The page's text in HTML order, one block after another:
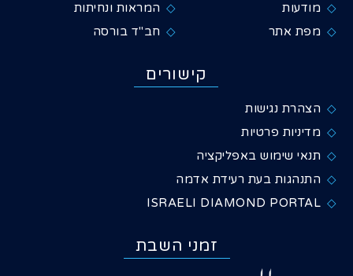
מודעות
המראות ונחיתות
מפת אתר
חב"ד בורסה
קישורים
הצהרת נגישות
מדיניות פרטיות
תנאי שימוש באפליקציה
התנהגות בעת רעידת אדמה
ISRAELI DIAMOND PORTAL
זמני השבת